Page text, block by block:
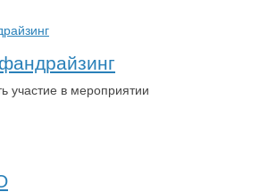
участие в мероприятии